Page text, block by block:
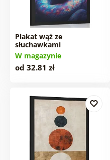
Plakat wąż ze
słuchawkami
W magazynie
od 32.81 zł